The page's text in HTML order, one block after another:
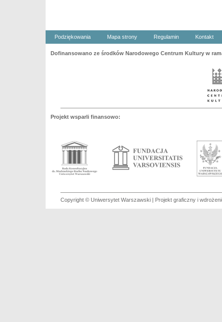
Podziękowania Mapa strony Regulamin Kontakt
Dofinansowano ze środków Narodowego Centrum Kultury w
Projekt wsparli finansowo:
Copyright © Uniwersytet Warszawski | Projekt graficzny i